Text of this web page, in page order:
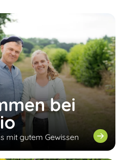
bei
mit gutem Gewissen